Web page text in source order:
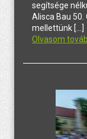
segítsége
Alisca Bau 50.
mellettünk […]
Olvasom